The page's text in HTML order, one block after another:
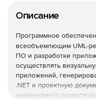
Описание
Программное
всеобъемлющим UML-
ПО и разработки
осуществлять
приложений,
.NET и проектную
инжиниринга